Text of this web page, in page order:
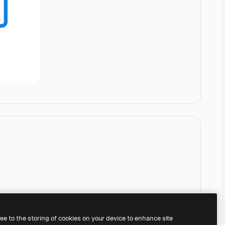
to the storing of cookies on your device to enhance site